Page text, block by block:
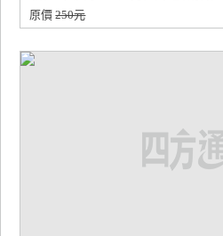
商
原價250元